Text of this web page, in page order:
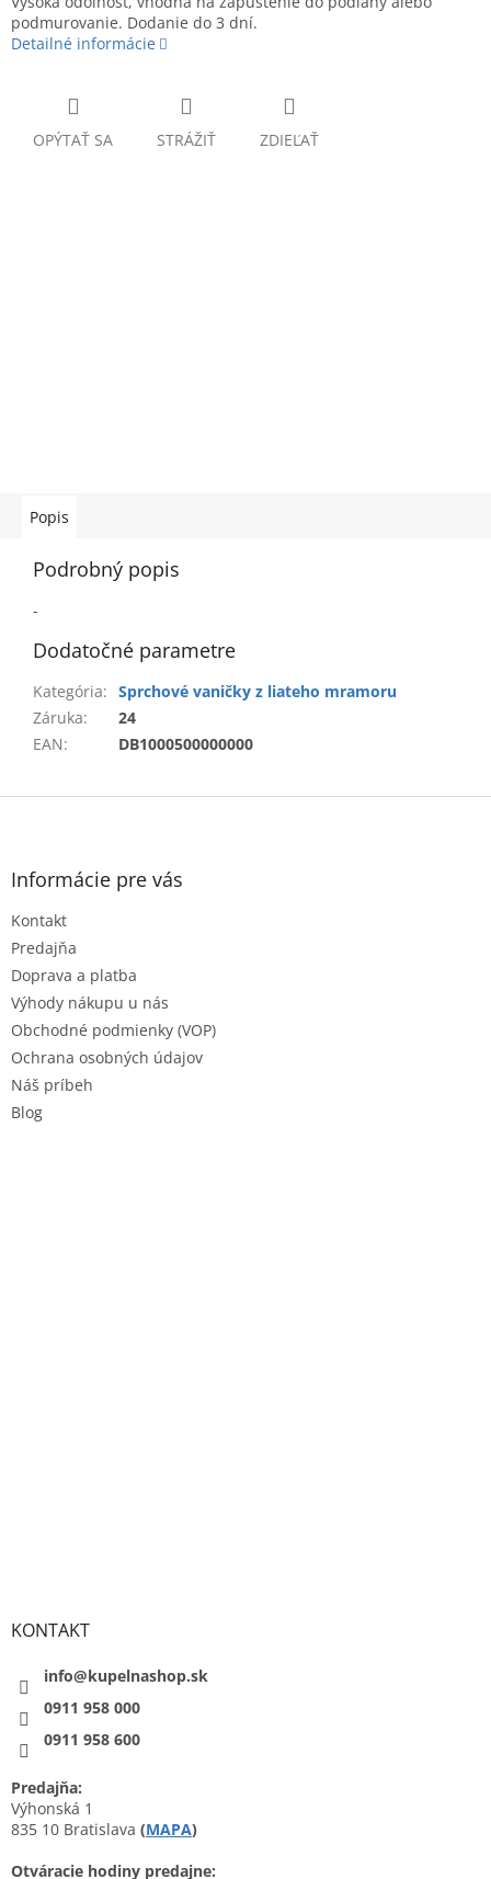
podmurovanie. Dodanie do 3 dní.
Detailné informácie
OPÝTAŤ SA STRÁŽIŤ ZDIEĽAŤ
Popis
Podrobný popis
-
Dodatočné parametre
Kategória: Sprchové vaničky z liateho mramoru
Záruka:
24
EAN: DB1000500000000
Z
Informácie pre vás
Kontakt
Predajňa
Doprava a platba
Výhody nákupu u nás
Obchodné podmienky (VOP)
Ochrana osobných údajov
Náš príbeh
Blog
KONTAKT
info@kupelnashop.sk
0911 958 000
0911 958 600
Predajňa:
Výhonská 1
835 10 Bratislava (MAPA)
Otváracie hodiny predajne: